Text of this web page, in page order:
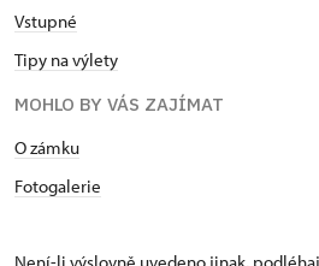
provádět obchodní
ale nikoliv z ní, což je
zúčastnit se bohoslužby a
přízemí a první patro. V
v prvním patře ženská
Vstupné
Tipy na výlety
MOHLO BY VÁS ZAJÍMAT
O zámku
Fotogalerie